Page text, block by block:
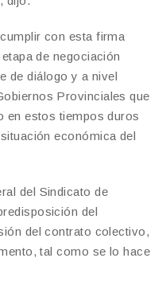
con esta firma
de negociación
de diálogo y a nivel
Provinciales que
en estos tiempos duros
económica del
del Sindicato de
del
del contrato colectivo,
tal como se lo hace